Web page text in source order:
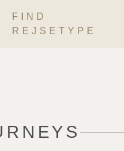
FIND
REJSETYPE